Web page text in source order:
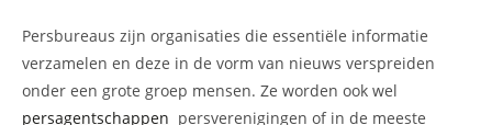
Persbureaus zijn organisaties die essentiële informatie
verzamelen en deze in de vorm van nieuws verspreiden
onder een grote groep mensen. Ze worden ook wel
persagentschappen persverenigingen of in de meeste